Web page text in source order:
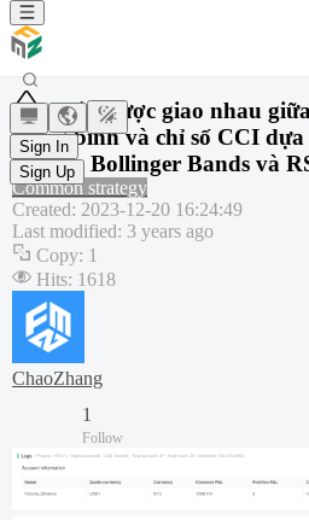
Sign In
Sign Up
Chiến lược giao nhau
trung bình và chỉ số CCI dựa
chỉ báo Bollinger Bands và
Common strategy
Created: 2023-12-20 16:24:49
Last modified: 3 years ago
Copy: 1
Hits: 1618
ChaoZhang
1
Follow